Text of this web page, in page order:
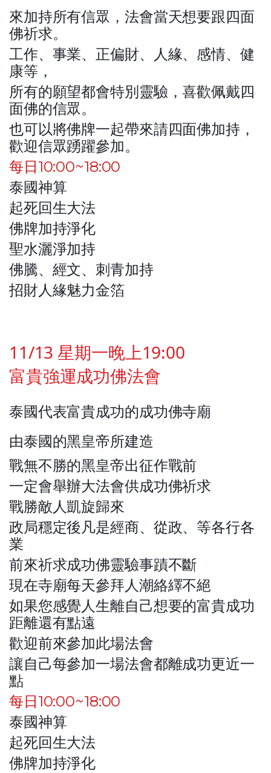
來加持所有信眾，法會當天想要跟四面
佛祈求。
工作、事業、正偏財、人緣、感情、健
康等，
所有的願望都會特別靈驗，喜歡佩戴四
面佛的信眾。
也可以將佛牌一起帶來請四面佛加持，
歡迎信眾踴躍參加。
每日10:00~18:00
泰國神算
起死回生大法
佛牌加持淨化
聖水灑淨加持
佛騰、經文、刺青加持
招財人緣魅力金箔
11/13 星期一晚上19:00
富貴強運成功佛法會
泰國代表富貴成功的成功佛寺廟
由泰國的黑皇帝所建造
戰無不勝的黑皇帝出征作戰前
一定會舉辦大法會供成功佛祈求
戰勝敵人凱旋歸來
政局穩定後凡是經商、從政、等各行各
業
前來祈求成功佛靈驗事蹟不斷
現在寺廟每天參拜人潮絡繹不絕
如果您感覺人生離自己想要的富貴成功
距離還有點遠
歡迎前來參加此場法會
讓自己每參加一場法會都離成功更近一
點
每日10:00~18:00
泰國神算
起死回生大法
佛牌加持淨化